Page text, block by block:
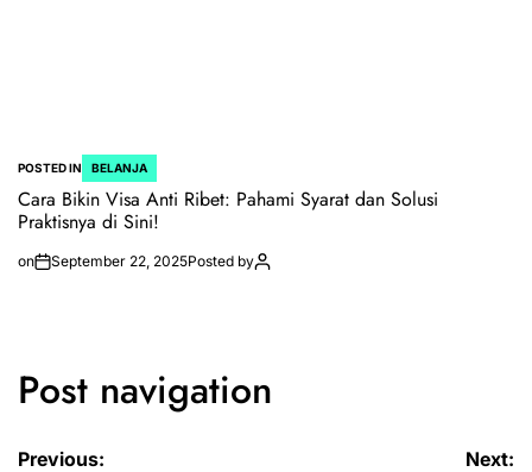
POSTED IN BELANJA
Cara Bikin Visa Anti Ribet: Pahami Syarat dan Solusi
Praktisnya di Sini!
on September 22, 2025Posted by
Post navigation
Previous: Next: